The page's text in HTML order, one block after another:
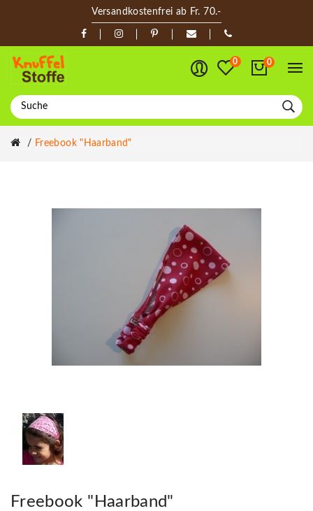
Versandkostenfrei ab Fr. 70.-
0 0
Freebook "Haarband"
Freebook "Haarband"